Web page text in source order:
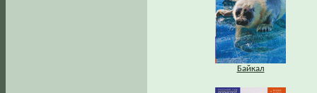
Байкал